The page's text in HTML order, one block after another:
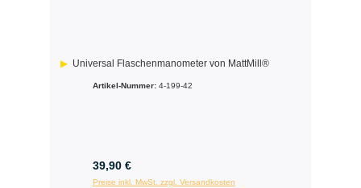
Universal Flaschenmanometer von MattMill®
Artikel-Nummer: 4-199-42
39,90 €
Preise inkl. MwSt. zzgl. Versandkosten